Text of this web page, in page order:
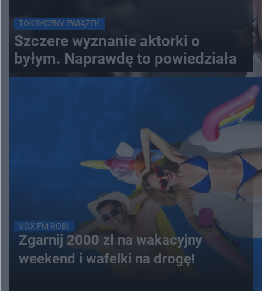
TOKSYCZNY ZWIĄZEK
Szczere wyznanie aktorki o
byłym. Naprawdę to powiedziała
VOX FM ROBI
Zgarnij 2000 zł na wakacyjny
weekend i wafelki na drogę!